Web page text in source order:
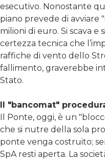
esecutivo. Nonostante
piano prevede di avviare
milioni di euro. Si scava e
certezza tecnica che
raffiche di vento dello
fallimento, graverebbe
Stato.
Il "bancomat"
Il Ponte, oggi, è un
che si nutre della sola
ponte venga costruito;
SpA resti aperta. La